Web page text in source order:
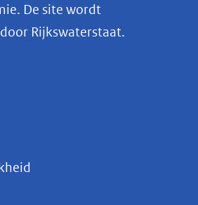
De site wordt
Rijkswaterstaat.